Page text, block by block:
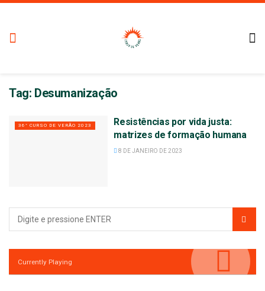
Tag: Desumanização
36° CURSO DE VERÃO 2023
Resistências por vida justa:
matrizes de formação humana
8 DE JANEIRO DE 2023
Currently Playing